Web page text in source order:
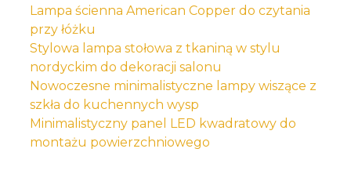
Lampa ścienna American Copper do czytania
przy łóżku
Stylowa lampa stołowa z tkaniną w stylu
nordyckim do dekoracji salonu
Nowoczesne minimalistyczne lampy wiszące z
szkła do kuchennych wysp
Minimalistyczny panel LED kwadratowy do
montażu powierzchniowego